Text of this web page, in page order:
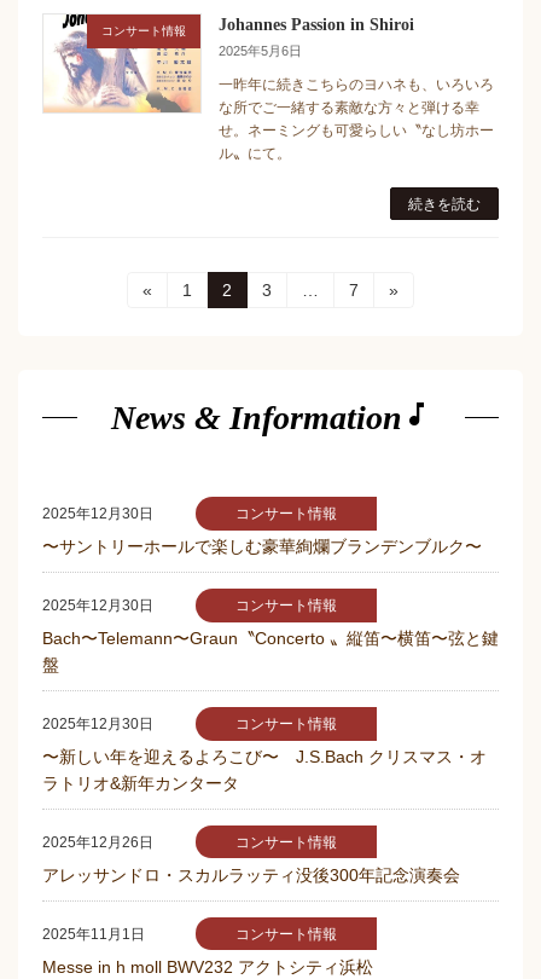
コンサート情報 Johannes Passion in Shiroi
2025年5月6日
一昨年に続きこちらのヨハネも、いろいろ
な所でご一緒する素敵な方々と弾ける幸
せ。ネーミングも可愛らしい〝なし坊ホー
ル〟にて。
続きを読む
ペ
送
り
«
固1
固
定
2
固
3 …
固
7 »
News & Information music_note
2025年12月30日 コンサート情報
〜サントリーホールで楽しむ豪華絢爛ブランデンブルク〜
2025年12月30日 コンサート情報
Bach〜Telemann〜Graun〝Concerto 〟縦笛〜横笛〜弦と鍵
盤
2025年12月30日 コンサート情報
〜新しい年を迎えるよろこび〜 J.S.Bach クリスマス・オ
ラトリオ&新年カンタータ
2025年12月26日 コンサート情報
アレッサンドロ・スカルラッティ没後300年記念演奏会
2025年11月1日 コンサート情報
Messe in h moll BWV232 アクトシティ浜松